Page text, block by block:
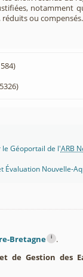
notamment
ou compensés.
Géoportail de l'ARB
Évaluation Nouvelle-
Bretagne i
.
de Gestion des